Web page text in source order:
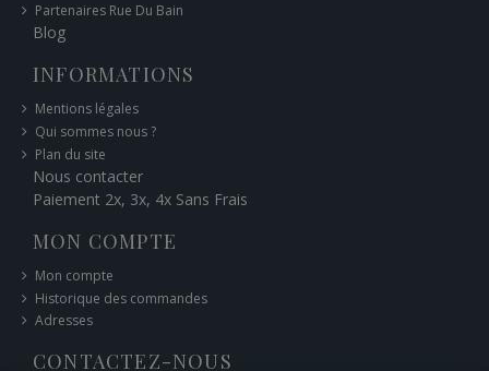
Partenaires Rue Du Bain
Blog
INFORMATIONS
Mentions légales
Qui sommes nous ?
Plan du site
Nous contacter
Paiement 2x, 3x, 4x Sans Frais
MON COMPTE
Mon compte
Historique des commandes
Adresses
CONTACTEZ-NOUS